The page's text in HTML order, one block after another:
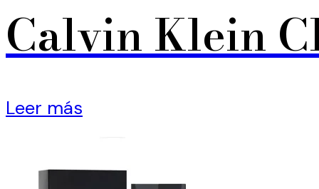
Calvin Klein
Leer más